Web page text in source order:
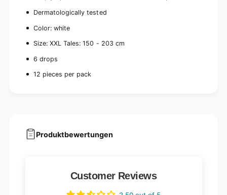
s
e
)
Dermatologically tested
Color: white
Size: XXLTales: 150 - 203 cm
6 drops
12 pieces per pack
Produktbewertungen
Customer Reviews